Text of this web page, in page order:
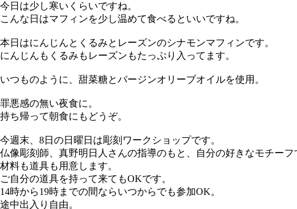
今日は少し寒いくらいですね。
こんな日はマフィンを少し温めて食べるといいですね。
本日はにんじんとくるみとレーズンのシナモンマフィンです。
にんじんもくるみもレーズンもたっぷり入ってます。
いつものように、甜菜糖とバージンオリーブオイルを使用。
罪悪感の無い夜食に。
持ち帰って朝食にもどうぞ。
今週末、8日の日曜日は彫刻ワークショップです。
仏像彫刻師、真野明日人さんの指導のもと、自分の好きなモチーフ
材料も道具も用意します。
ご自分の道具を持って来てもOKです。
14時から19時までの間ならいつからでも参加OK。
途中出入り自由。